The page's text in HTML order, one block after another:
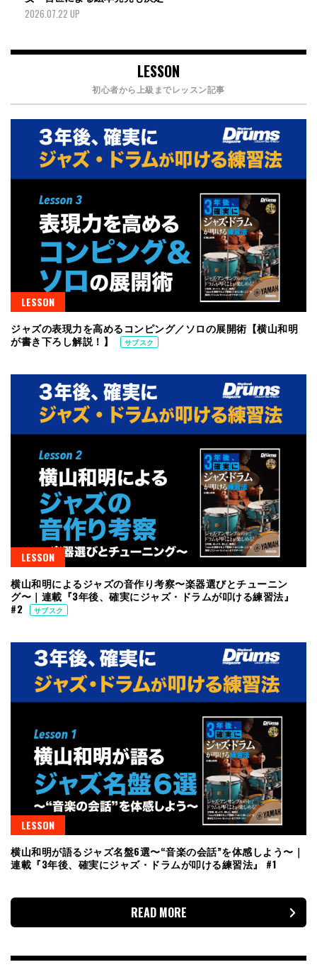
2026.07.22 UP
LESSON
初心者から上級までレッスン記事
LESSON
ジャズの表現力を高めるコンピング／ソロの展開術【横山和明
が書き下ろし解説！】
サブスク
LESSON
横山和明によるジャズの音作り考察〜楽器選びとチューニン
グ〜｜連載『3年後、確実にジャズ・ドラムが叩ける練習法』
#2
サブスク
LESSON
横山和明が語るジャズ名盤6選〜“音楽の会話”を体感しよう〜｜
連載『3年後、確実にジャズ・ドラムが叩ける練習法』 #1
READ MORE